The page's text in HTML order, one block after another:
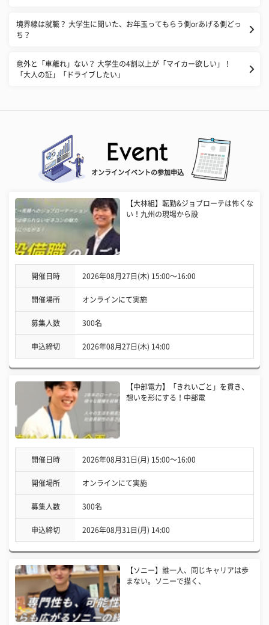
境界線は就職？ 大学生に聞いた、お年玉ってもらう側orあげる側どっ
ち？
意外と「車離れ」ない？ 大学生の4割以上が「マイカー欲しい」！
「大人の証」「ドライブしたい」
オンラインイベントの参加申込
【大林組】転勤&ジョブローテは怖くな
い！九州の現場から設
開催日時 2026年08月27日(木) 15:00〜16:00
開催場所 オンラインにて実施
募集人数 300名
申込締切 2026年08月27日(木) 14:00
【中部電力】「きれいごと」を貫き、
想いを形にする！中部電
開催日時 2026年08月31日(月) 15:00〜16:00
開催場所 オンラインにて実施
募集人数 300名
申込締切 2026年08月31日(月) 14:00
【ソニー】誰一人、同じキャリアは歩
まない。ソニーで描く、